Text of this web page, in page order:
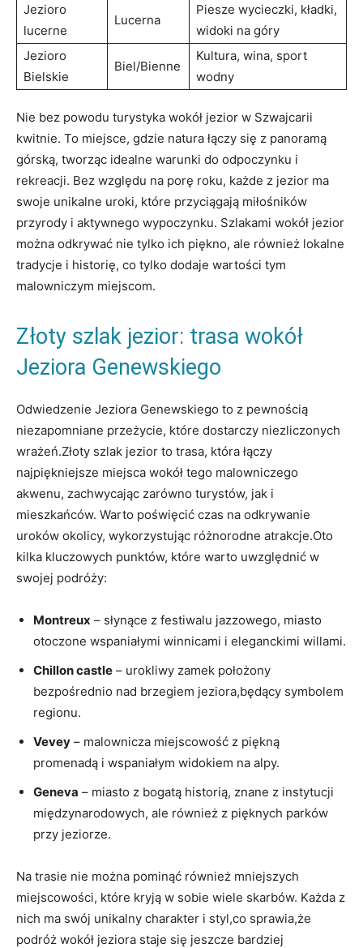
Jezioro
lucerne
Lucerna
Piesze wycieczki, kładki,
widoki na góry
Jezioro
Bielskie
Biel/Bienne
Kultura, wina, sport
wodny
Nie bez powodu turystyka wokół jezior w Szwajcarii
kwitnie. To miejsce, gdzie natura łączy się z panoramą
górską, tworząc idealne warunki do odpoczynku i
rekreacji. Bez względu na porę roku, każde z jezior ma
swoje unikalne uroki, które przyciągają miłośników
przyrody i aktywnego wypoczynku. Szlakami wokół jezior
można odkrywać nie tylko ich piękno, ale również lokalne
tradycje i historię, co tylko dodaje wartości tym
malowniczym miejscom.
Złoty szlak jezior: trasa wokół
Jeziora Genewskiego
Odwiedzenie Jeziora Genewskiego to z pewnością
niezapomniane przeżycie, które dostarczy niezliczonych
wrażeń.Złoty szlak jezior to trasa, która łączy
najpiękniejsze miejsca wokół tego malowniczego
akwenu, zachwycając zarówno turystów, jak i
mieszkańców. Warto poświęcić czas na odkrywanie
uroków okolicy, wykorzystując różnorodne atrakcje.Oto
kilka kluczowych punktów, które warto uwzględnić w
swojej podróży:
Montreux – słynące z festiwalu jazzowego, miasto
otoczone wspaniałymi winnicami i eleganckimi willami.
Chillon castle – urokliwy zamek położony
bezpośrednio nad brzegiem jeziora,będący symbolem
regionu.
Vevey – malownicza miejscowość z piękną
promenadą i wspaniałym widokiem na alpy.
Geneva – miasto z bogatą historią, znane z instytucji
międzynarodowych, ale również z pięknych parków
przy jeziorze.
Na trasie nie można pominąć również mniejszych
miejscowości, które kryją w sobie wiele skarbów. Każda z
nich ma swój unikalny charakter i styl,co sprawia,że
podróż wokół jeziora staje się jeszcze bardziej